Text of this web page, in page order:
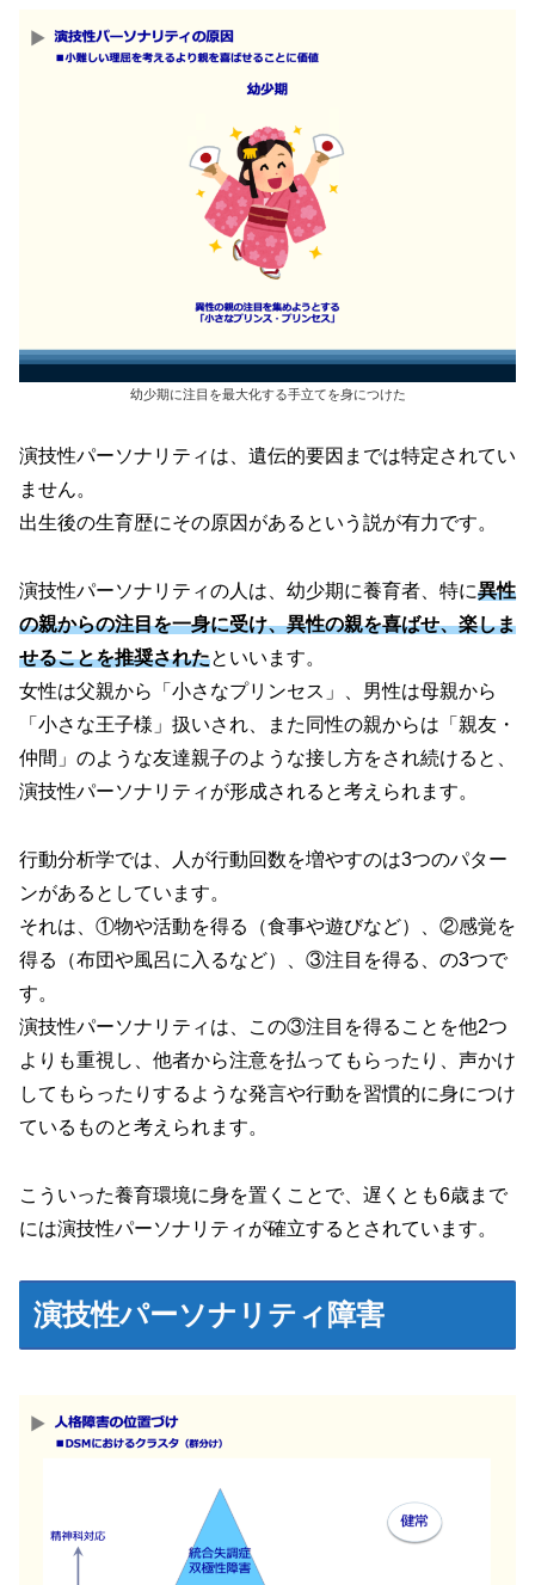
幼少期に注目を最大化する手立てを身につけた
演技性パーソナリティは、遺伝的要因までは特定されてい
ません。
出生後の生育歴にその原因があるという説が有力です。
演技性パーソナリティの人は、幼少期に養育者、特に異性
の親からの注目を一身に受け、異性の親を喜ばせ、楽しま
せることを推奨されたといいます。
女性は父親から「小さなプリンセス」、男性は母親から
「小さな王子様」扱いされ、また同性の親からは「親友・
仲間」のような友達親子のような接し方をされ続けると、
演技性パーソナリティが形成されると考えられます。
行動分析学では、人が行動回数を増やすのは3つのパター
ンがあるとしています。
それは、①物や活動を得る
（食事や遊びなど）
、②感覚を
得る
（布団や風呂に入るなど）
、③注目を得る、の3つで
す。
演技性パーソナリティは、この③注目を得ることを他2つ
よりも重視し、他者から注意を払ってもらったり、声かけ
してもらったりするような発言や行動を習慣的に身につけ
ているものと考えられます。
こういった養育環境に身を置くことで、遅くとも6歳まで
には演技性パーソナリティが確立するとされています。
演技性パーソナリティ障害